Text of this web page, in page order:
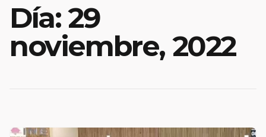
Día:29
noviembre, 2022